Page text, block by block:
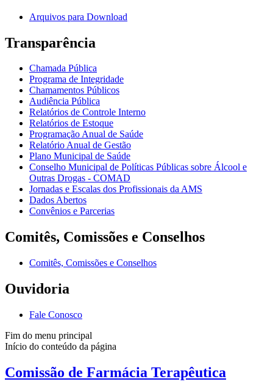
Arquivos para Download
Transparência
Chamada Pública
Programa de Integridade
Chamamentos Públicos
Audiência Pública
Relatórios de Controle Interno
Relatórios de Estoque
Programação Anual de Saúde
Relatório Anual de Gestão
Plano Municipal de Saúde
Conselho Municipal de Políticas Públicas sobre Álcool e
Outras Drogas - COMAD
Jornadas e Escalas dos Profissionais da AMS
Dados Abertos
Convênios e Parcerias
Comitês, Comissões e Conselhos
Comitês, Comissões e Conselhos
Ouvidoria
Fale Conosco
Fim do menu principal
Início do conteúdo da página
Comissão de Farmácia Terapêutica